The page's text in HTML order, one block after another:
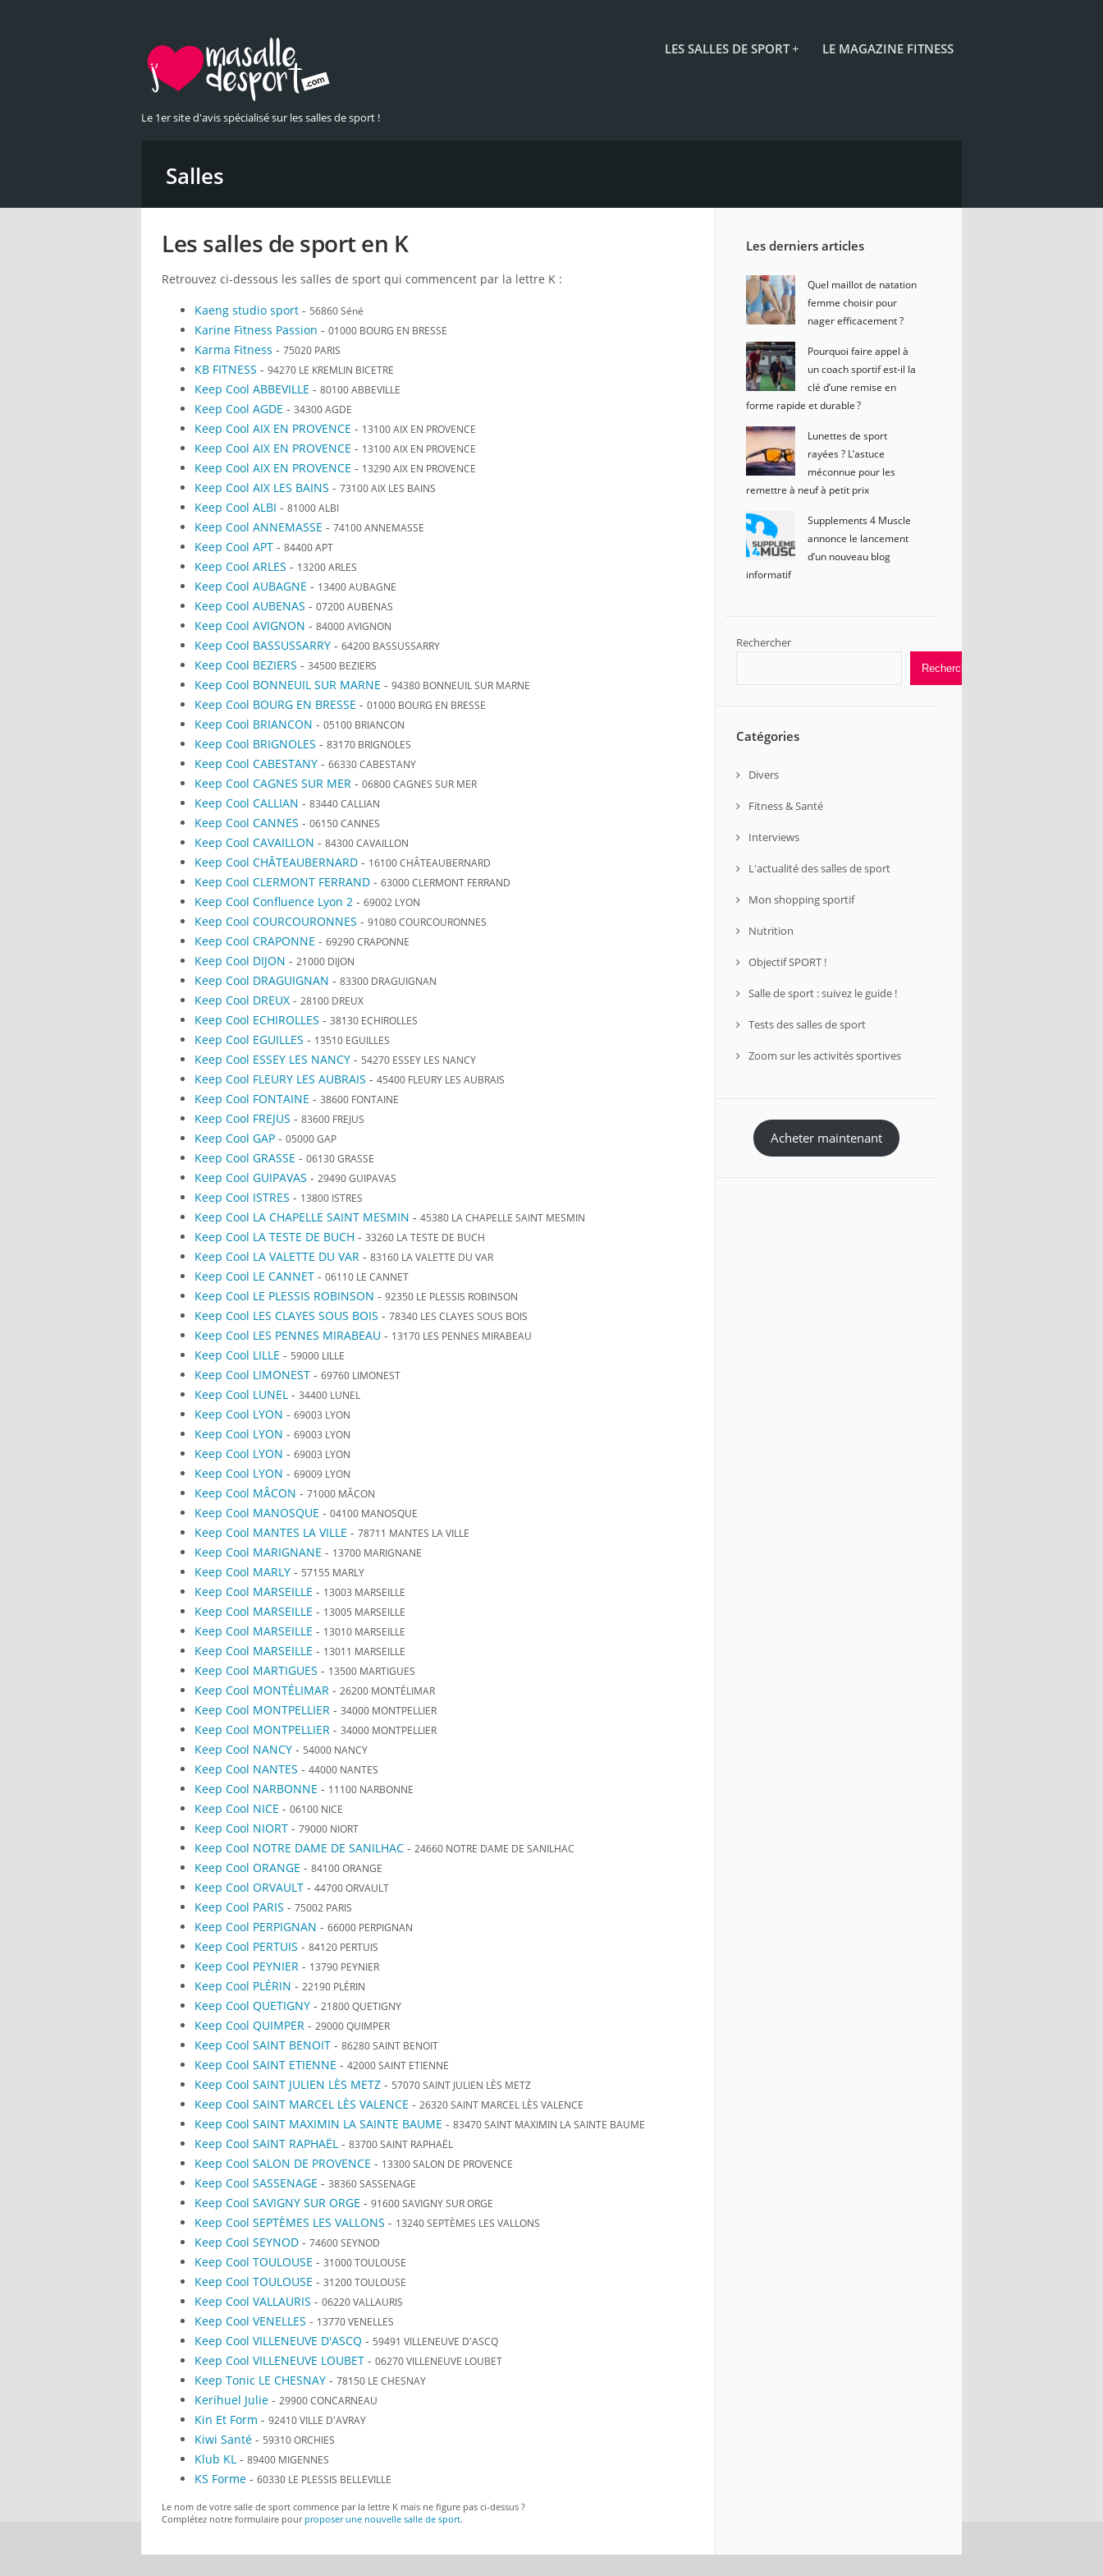
LES SALLES DE SPORT+ LE MAGAZINE FITNESS
Le 1er site d'avis spécialisé sur les salles de sport !
Salles
Les salles de sport en K
Retrouvez ci-dessous les salles de sport qui commencent par la lettre K :
Kaeng studio sport - 56860 Séné
Karine Fitness Passion - 01000 BOURG EN BRESSE
Karma Fitness - 75020 PARIS
KB FITNESS - 94270 LE KREMLIN BICETRE
Keep Cool ABBEVILLE - 80100 ABBEVILLE
Keep Cool AGDE - 34300 AGDE
Keep Cool AIX EN PROVENCE - 13100 AIX EN PROVENCE
Keep Cool AIX EN PROVENCE - 13100 AIX EN PROVENCE
Keep Cool AIX EN PROVENCE - 13290 AIX EN PROVENCE
Keep Cool AIX LES BAINS - 73100 AIX LES BAINS
Keep Cool ALBI - 81000 ALBI
Keep Cool ANNEMASSE - 74100 ANNEMASSE
Keep Cool APT - 84400 APT
Keep Cool ARLES - 13200 ARLES
Keep Cool AUBAGNE - 13400 AUBAGNE
Keep Cool AUBENAS - 07200 AUBENAS
Keep Cool AVIGNON - 84000 AVIGNON
Keep Cool BASSUSSARRY - 64200 BASSUSSARRY
Keep Cool BEZIERS - 34500 BEZIERS
Keep Cool BONNEUIL SUR MARNE - 94380 BONNEUIL SUR MARNE
Keep Cool BOURG EN BRESSE - 01000 BOURG EN BRESSE
Keep Cool BRIANCON - 05100 BRIANCON
Keep Cool BRIGNOLES - 83170 BRIGNOLES
Keep Cool CABESTANY - 66330 CABESTANY
Keep Cool CAGNES SUR MER - 06800 CAGNES SUR MER
Keep Cool CALLIAN - 83440 CALLIAN
Keep Cool CANNES - 06150 CANNES
Keep Cool CAVAILLON - 84300 CAVAILLON
Keep Cool CHÂTEAUBERNARD - 16100 CHÂTEAUBERNARD
Keep Cool CLERMONT FERRAND - 63000 CLERMONT FERRAND
Keep Cool Confluence Lyon 2 - 69002 LYON
Keep Cool COURCOURONNES - 91080 COURCOURONNES
Keep Cool CRAPONNE - 69290 CRAPONNE
Keep Cool DIJON - 21000 DIJON
Keep Cool DRAGUIGNAN - 83300 DRAGUIGNAN
Keep Cool DREUX - 28100 DREUX
Keep Cool ECHIROLLES - 38130 ECHIROLLES
Keep Cool EGUILLES - 13510 EGUILLES
Keep Cool ESSEY LES NANCY - 54270 ESSEY LES NANCY
Keep Cool FLEURY LES AUBRAIS - 45400 FLEURY LES AUBRAIS
Keep Cool FONTAINE - 38600 FONTAINE
Keep Cool FREJUS - 83600 FREJUS
Keep Cool GAP - 05000 GAP
Keep Cool GRASSE - 06130 GRASSE
Keep Cool GUIPAVAS - 29490 GUIPAVAS
Keep Cool ISTRES - 13800 ISTRES
Keep Cool LA CHAPELLE SAINT MESMIN - 45380 LA CHAPELLE SAINT MESMIN
Keep Cool LA TESTE DE BUCH - 33260 LA TESTE DE BUCH
Keep Cool LA VALETTE DU VAR - 83160 LA VALETTE DU VAR
Keep Cool LE CANNET - 06110 LE CANNET
Keep Cool LE PLESSIS ROBINSON - 92350 LE PLESSIS ROBINSON
Keep Cool LES CLAYES SOUS BOIS - 78340 LES CLAYES SOUS BOIS
Keep Cool LES PENNES MIRABEAU - 13170 LES PENNES MIRABEAU
Keep Cool LILLE - 59000 LILLE
Keep Cool LIMONEST - 69760 LIMONEST
Keep Cool LUNEL - 34400 LUNEL
Keep Cool LYON - 69003 LYON
Keep Cool LYON - 69003 LYON
Keep Cool LYON - 69003 LYON
Keep Cool LYON - 69009 LYON
Keep Cool MÂCON - 71000 MÂCON
Keep Cool MANOSQUE - 04100 MANOSQUE
Keep Cool MANTES LA VILLE - 78711 MANTES LA VILLE
Keep Cool MARIGNANE - 13700 MARIGNANE
Keep Cool MARLY - 57155 MARLY
Keep Cool MARSEILLE - 13003 MARSEILLE
Keep Cool MARSEILLE - 13005 MARSEILLE
Keep Cool MARSEILLE - 13010 MARSEILLE
Keep Cool MARSEILLE - 13011 MARSEILLE
Keep Cool MARTIGUES - 13500 MARTIGUES
Keep Cool MONTÉLIMAR - 26200 MONTÉLIMAR
Keep Cool MONTPELLIER - 34000 MONTPELLIER
Keep Cool MONTPELLIER - 34000 MONTPELLIER
Keep Cool NANCY - 54000 NANCY
Keep Cool NANTES - 44000 NANTES
Keep Cool NARBONNE - 11100 NARBONNE
Keep Cool NICE - 06100 NICE
Keep Cool NIORT - 79000 NIORT
Keep Cool NOTRE DAME DE SANILHAC - 24660 NOTRE DAME DE SANILHAC
Keep Cool ORANGE - 84100 ORANGE
Keep Cool ORVAULT - 44700 ORVAULT
Keep Cool PARIS - 75002 PARIS
Keep Cool PERPIGNAN - 66000 PERPIGNAN
Keep Cool PERTUIS - 84120 PERTUIS
Keep Cool PEYNIER - 13790 PEYNIER
Keep Cool PLÉRIN - 22190 PLÉRIN
Keep Cool QUETIGNY - 21800 QUETIGNY
Keep Cool QUIMPER - 29000 QUIMPER
Keep Cool SAINT BENOIT - 86280 SAINT BENOIT
Keep Cool SAINT ETIENNE - 42000 SAINT ETIENNE
Keep Cool SAINT JULIEN LÈS METZ - 57070 SAINT JULIEN LÈS METZ
Keep Cool SAINT MARCEL LÈS VALENCE - 26320 SAINT MARCEL LÈS VALENCE
Keep Cool SAINT MAXIMIN LA SAINTE BAUME - 83470 SAINT MAXIMIN LA SAINTE BAUME
Keep Cool SAINT RAPHAËL - 83700 SAINT RAPHAËL
Keep Cool SALON DE PROVENCE - 13300 SALON DE PROVENCE
Keep Cool SASSENAGE - 38360 SASSENAGE
Keep Cool SAVIGNY SUR ORGE - 91600 SAVIGNY SUR ORGE
Keep Cool SEPTÈMES LES VALLONS - 13240 SEPTÈMES LES VALLONS
Keep Cool SEYNOD - 74600 SEYNOD
Keep Cool TOULOUSE - 31000 TOULOUSE
Keep Cool TOULOUSE - 31200 TOULOUSE
Keep Cool VALLAURIS - 06220 VALLAURIS
Keep Cool VENELLES - 13770 VENELLES
Keep Cool VILLENEUVE D'ASCQ - 59491 VILLENEUVE D'ASCQ
Keep Cool VILLENEUVE LOUBET - 06270 VILLENEUVE LOUBET
Keep Tonic LE CHESNAY - 78150 LE CHESNAY
Kerihuel Julie - 29900 CONCARNEAU
Kin Et Form - 92410 VILLE D'AVRAY
Kiwi Santé - 59310 ORCHIES
Klub KL - 89400 MIGENNES
KS Forme - 60330 LE PLESSIS BELLEVILLE
Le nom de votre salle de sport commence par la lettre K mais ne figure pas ci-dessus ?
Complétez notre formulaire pour proposer une nouvelle salle de sport.
Les derniers articles
Quel maillot de natation
femme choisir pour
nager efficacement ?
Pourquoi faire appel à
un coach sportif est-il la
clé d’une remise en
forme rapide et durable ?
Lunettes de sport
rayées ? L’astuce
méconnue pour les
remettre à neuf à petit prix
Supplements 4 Muscle
annonce le lancement
d’un nouveau blog
informatif
Rechercher
Rechercher
Catégories
Divers
Fitness & Santé
Interviews
L'actualité des salles de sport
Mon shopping sportif
Nutrition
Objectif SPORT !
Salle de sport : suivez le guide !
Tests des salles de sport
Zoom sur les activités sportives
Acheter maintenant